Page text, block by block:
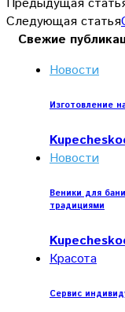
Предыдущая
Следующая статья
Свежие
Новости
Изготовление
Новости
Веники для
традициями
Красота
Сервис